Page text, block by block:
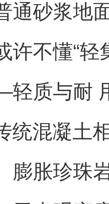
通砂浆地
许不懂“
质与耐
统混凝土
膨胀珍珠